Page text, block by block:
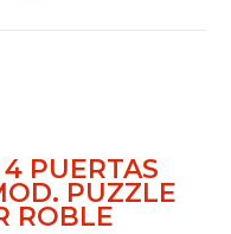
PUERTAS
PUZZLE
ROBLE